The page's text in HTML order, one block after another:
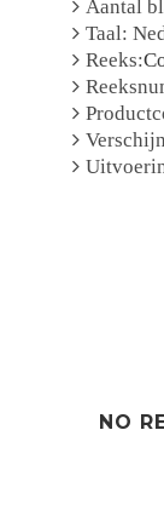
Aantal
Taal:
Reeks:
NO